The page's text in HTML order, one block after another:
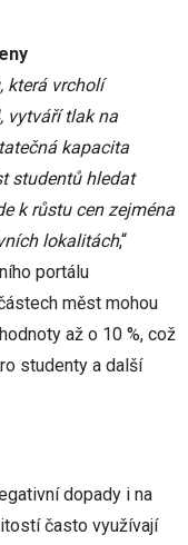
která vrcholí
vytváří tlak na
kapacita
studentů hledat
k růstu cen zejména
lokalitách,“
portálu
měst mohou
až o 10 %, což
studenty a další
dopady i na
často využívají